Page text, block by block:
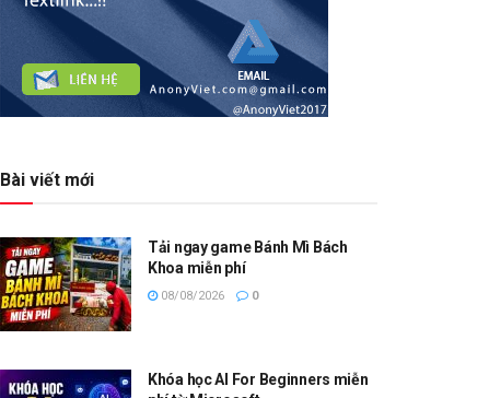
Bài viết mới
Tải ngay game Bánh Mì Bách
Khoa miễn phí
08/08/2026 0
Khóa học AI For Beginners miễn